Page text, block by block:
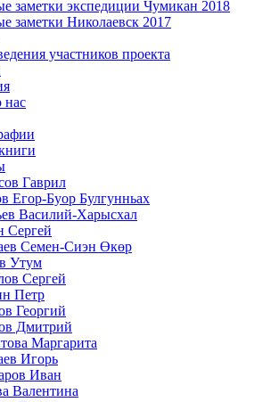
заметки экспедиции Чумикан 2018
заметки Николаевск 2017
участников проекта
Гаврил
Егор-Буор Булгунньах
Василий-Харысхал
Сергей
Семен-Сиэн Өкөр
Утум
Сергей
Петр
Георгий
Дмитрий
Маргарита
Игорь
Иван
Валентина